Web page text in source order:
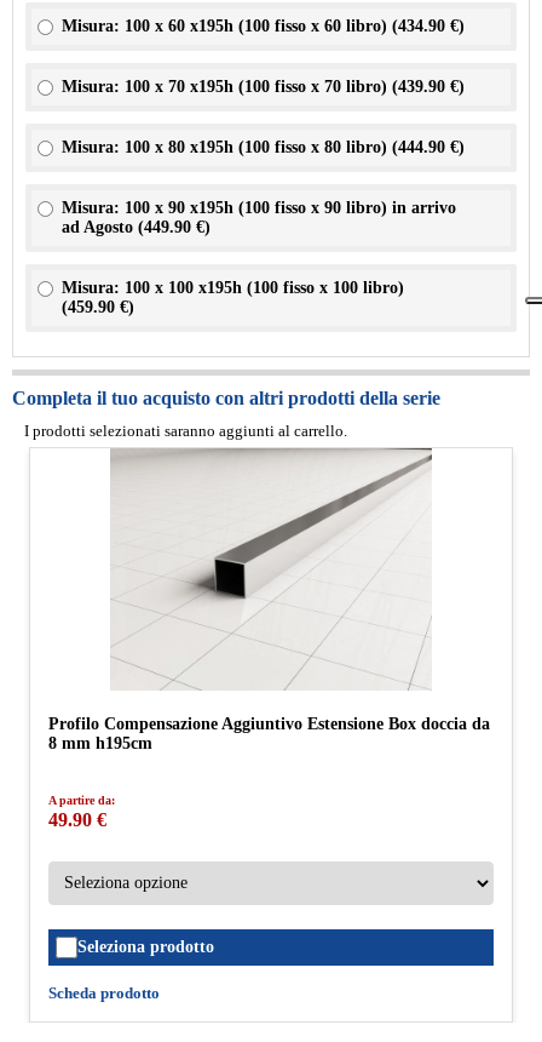
Misura: 100 x 60 x195h (100 fisso x 60 libro) (434.90 €)
Misura: 100 x 70 x195h (100 fisso x 70 libro) (439.90 €)
Misura: 100 x 80 x195h (100 fisso x 80 libro) (444.90 €)
Misura: 100 x 90 x195h (100 fisso x 90 libro) in arrivo
ad Agosto (449.90 €)
Misura: 100 x 100 x195h (100 fisso x 100 libro)
(459.90 €)
Completa il tuo acquisto con altri prodotti della serie
I prodotti selezionati saranno aggiunti al carrello.
Profilo Compensazione Aggiuntivo Estensione Box doccia da
8 mm h195cm
A partire da:
49.90 €
Seleziona prodotto
Scheda prodotto